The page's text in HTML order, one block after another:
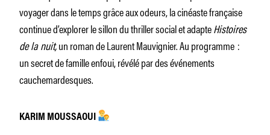
voyager dans le temps grâce aux odeurs, la cinéaste française
continue d’explorer le sillon du thriller social et adapteHistoires
de la nuit,un roman de Laurent Mauvignier. Au programme :
un secret de famille enfoui, révélé par des événements
cauchemardesques.
KARIM MOUSSAOUI